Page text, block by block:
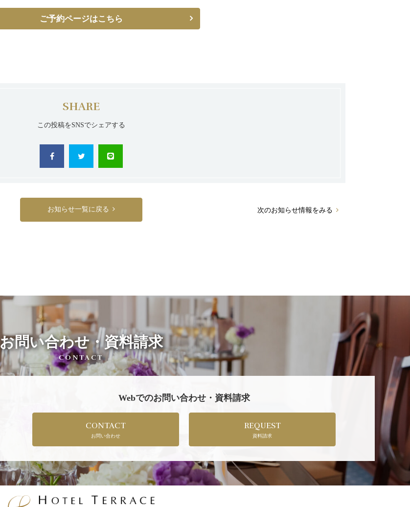
ご予約ページはこちら
SHARE
この投稿をSNSでシェアする
お知らせ一覧に戻る 次のお知らせ情報をみる
お問い合わせ・資料請求
CONTACT
Webでのお問い合わせ・資料請求
CONTACT
お問い合わせ
REQUEST
資料請求